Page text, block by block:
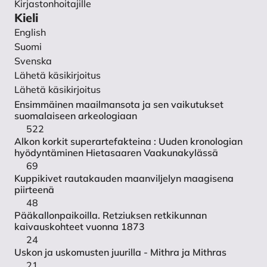
ongelmaperustaista koulutusta rakentavassa
yhteistyössä. Esimerkkitapauksena fysioterapeuttien
koulutus. Aikuiskasvatus 2/2006: 84–95.
Maaranen, P. 2024. Kuinka emäntä odotti ja imetti?
Käytännön kokeiluja ja kokemuksia äitiydestä
rautakauden naisen puvussa. H. Etu-Sihvola, U.
Moilanen & J. Therus (toim.), Luihin ja ytimiin.
Tutkimuksia ja tulkintoja Euran Luistarin kalmistosta. I
märg och ben. Studier och tolkningar kring Luistari
gravfält i Eura: 197–206. Turku: Sigillum.
Martínez, M. E. M. 2023. The Nursing Madonna in the
Middle Ages: An Interdisciplinary Study. Religions
14(5): 568.
Mathieu, J. R. 2002. Introduction – experimental
archaeology: replicating past objects, behaviors, and
processes. J. R. Mathieu (toim.) Experimental
Yhteystiedot
Kirjastonhoitajille
Kieli
English
Suomi
Svenska
Lähetä käsikirjoitus
Lähetä käsikirjoitus
Ensimmäinen maailmansota ja sen vaikutukset
suomalaiseen arkeologiaan
522
Alkon korkit superartefakteina : Uuden kronologian
hyödyntäminen Hietasaaren Vaakunakylässä
69
Kuppikivet rautakauden maanviljelyn maagisena
piirteenä
48
Pääkallonpaikoilla. Retziuksen retkikunnan
kaivauskohteet vuonna 1873
24
Uskon ja uskomusten juurilla - Mithra ja Mithras